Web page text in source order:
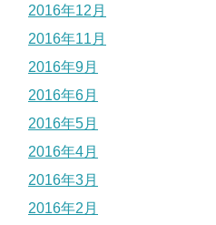
2016年12月
2016年11月
2016年9月
2016年6月
2016年5月
2016年4月
2016年3月
2016年2月